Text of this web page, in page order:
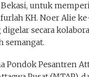
untuk
KH. Noer Alie
digelar secara
semangat.
Pondok Pesantren